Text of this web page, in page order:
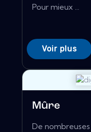
Pour mieux ...
Voir plus
Mûre
De